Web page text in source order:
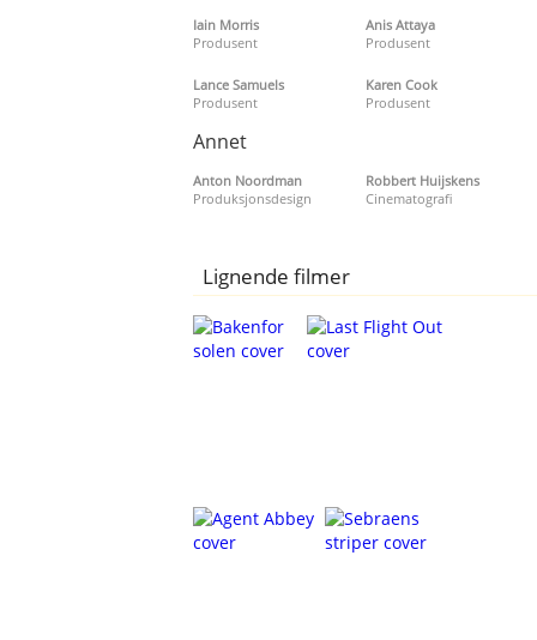
Iain Morris
Produsent
Anis Attaya
Produsent
Lance Samuels
Produsent
Karen Cook
Produsent
Annet
Anton Noordman
Produksjonsdesign
Robbert Huijskens
Cinematografi
Lignende filmer